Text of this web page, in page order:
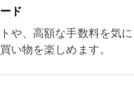
ド
や、高額な手数料を気に
い物を楽しめます。